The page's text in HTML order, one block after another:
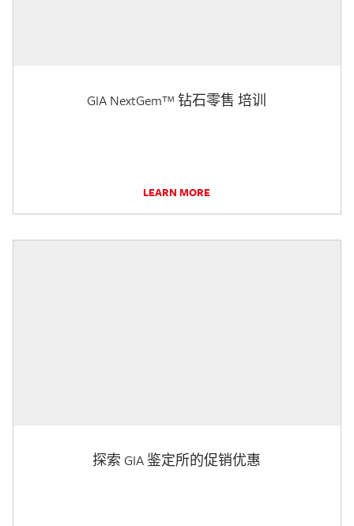
GIA NextGem™ 钻石零售 培训
LEARN MORE
探索 GIA 鉴定所的促销优惠